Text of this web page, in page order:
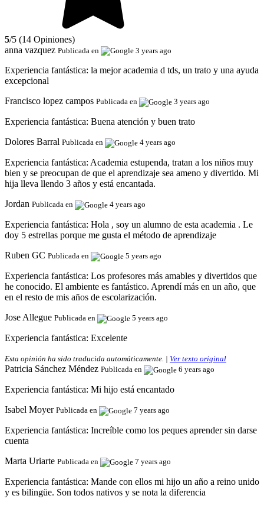
5/5 (14 Opiniones)
anna vazquez Publicada en 3 years ago
Experiencia fantástica: la mejor academia d tds, un trato y una ayuda
excepcional
Francisco lopez campos Publicada en 3 years ago
Experiencia fantástica: Buena atención y buen trato
Dolores Barral Publicada en 4 years ago
Experiencia fantástica: Academia estupenda, tratan a los niños muy
bien y se preocupan de que el aprendizaje sea ameno y divertido. Mi
hija lleva llendo 3 años y está encantada.
Jordan Publicada en 4 years ago
Experiencia fantástica: Hola , soy un alumno de esta academia . Le
doy 5 estrellas porque me gusta el método de aprendizaje
Ruben GC Publicada en 5 years ago
Experiencia fantástica: Los profesores más amables y divertidos que
he conocido. El ambiente es fantástico. Aprendí más en un año, que
en el resto de mis años de escolarización.
Jose Allegue Publicada en 5 years ago
Experiencia fantástica: Excelente
Esta opinión ha sido traducida automáticamente. | Ver texto original
Patricia Sánchez Méndez Publicada en 6 years ago
Experiencia fantástica: Mi hijo está encantado
Isabel Moyer Publicada en 7 years ago
Experiencia fantástica: Increíble como los peques aprender sin darse
cuenta
Marta Uriarte Publicada en 7 years ago
Experiencia fantástica: Mande con ellos mi hijo un año a reino unido
y es bilingüe. Son todos nativos y se nota la diferencia